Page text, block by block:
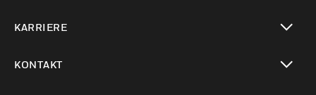
KARRIERE
KONTAKT